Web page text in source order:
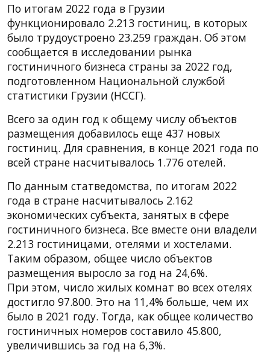
По итогам 2022 года в Грузии
функционировало 2.213 гостиниц, в которых
было трудоустроено 23.259 граждан. Об этом
сообщается в исследовании рынка
гостиничного бизнеса страны за 2022 год,
подготовленном Национальной службой
статистики Грузии (НССГ).
Всего за один год к общему числу объектов
размещения добавилось еще 437 новых
гостиниц. Для сравнения, в конце 2021 года по
всей стране насчитывалось 1.776 отелей.
По данным статведомства, по итогам 2022
года в стране насчитывалось 2.162
экономических субъекта, занятых в сфере
гостиничного бизнеса. Все вместе они владели
2.213 гостиницами, отелями и хостелами.
Таким образом, общее число объектов
размещения выросло за год на 24,6%.
При этом, число жилых комнат во всех отелях
достигло 97.800. Это на 11,4% больше, чем их
было в 2021 году. Тогда, как общее количество
гостиничных номеров составило 45.800,
увеличившись за год на 6,3%.